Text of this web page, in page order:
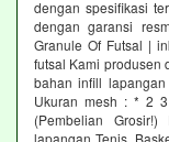
dengan spesifikasi
dengan garansi
Granule Of Futsal |
futsal Kami produsen
bahan infill
Ukuran mesh : * 2
(Pembelian